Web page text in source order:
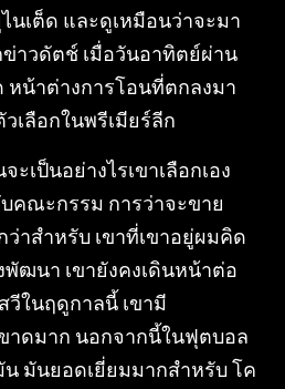
นเต็ด และดูเหมือนว่าจะมา
าวดัตช์ เมื่อวันอาทิตย์ผ่าน
น้าต่างการโอนที่ตกลงมา
เลือกในพรีเมียร์ลีก
เป็นอย่างไรเขาเลือกเอง
คณะกรรม การว่าจะขาย
าสําหรับ เขาที่เขาอยู่ผมคิด
ฒนา เขายังคงเดินหน้าต่อ
วีในฤดูกาลนี้ เขามี
าดมาก นอกจากนี้ในฟุตบอล
มันยอดเยี่ยมมากสําหรับ โค